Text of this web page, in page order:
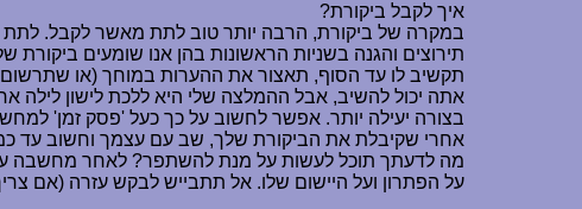
איך לקבל ביקורת?
במקרה של ביקורת, הרבה יותר טוב לתת מאשר לקבל. לתת
תירוצים והגנה בשניות הראשונות בהן אנו שומעים
תקשיב לו עד הסוף, תאצור את ההערות במוחך (או
אתה יכול להשיב, אבל ההמלצה שלי היא ללכת לישון
בצורה יעילה יותר. אפשר לחשוב על כך כעל 'פסק זמן'
אחרי שקיבלת את הביקורת שלך, שב עם עצמך וחשוב עד
מה לדעתך תוכל לעשות על מנת להשתפר? לאחר מחשבה
על הפתרון ועל היישום שלו. אל תתבייש לבקש עזרה (אם